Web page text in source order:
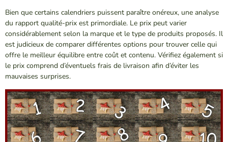
Bien que certains calendriers puissent paraître onéreux, une analyse
du rapport qualité-prix est primordiale. Le prix peut varier
considérablement selon la marque et le type de produits proposés. Il
est judicieux de comparer différentes options pour trouver celle qui
offre le meilleur équilibre entre coût et contenu. Vérifiez également si
le prix comprend d’éventuels frais de livraison afin d’éviter les
mauvaises surprises.